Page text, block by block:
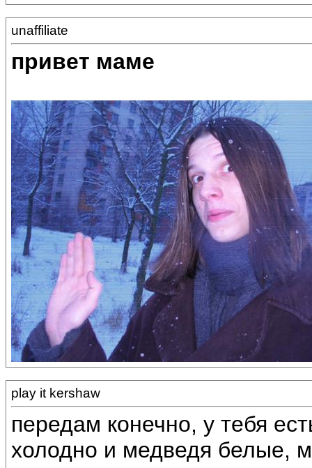
unaffiliate
привет маме
play it kershaw
передам конечно, у тебя
холодно и медведя белые,